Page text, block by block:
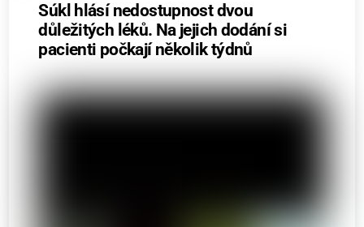
Súkl hlásí nedostupnost dvou
důležitých léků. Na jejich dodání si
pacienti počkají několik týdnů